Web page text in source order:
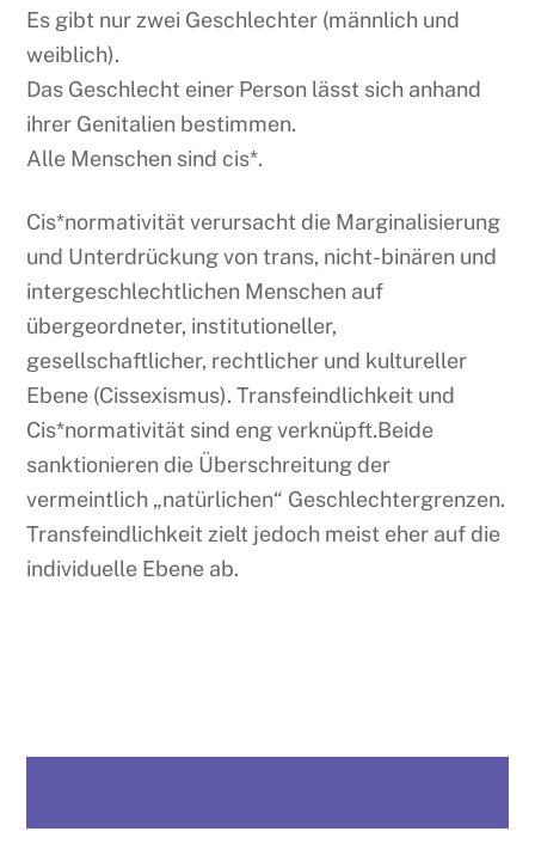
Es gibt nur zwei Geschlechter (männlich und
weiblich).
Das Geschlecht einer Person lässt sich anhand
ihrer Genitalien bestimmen.
Alle Menschen sind cis*.
Cis*normativität verursacht die Marginalisierung
und Unterdrückung von trans, nicht-binären und
intergeschlechtlichen Menschen auf
übergeordneter, institutioneller,
gesellschaftlicher, rechtlicher und kultureller
Ebene (Cissexismus). Transfeindlichkeit und
Cis*normativität sind eng verknüpft.Beide
sanktionieren die Überschreitung der
vermeintlich „natürlichen“ Geschlechtergrenzen.
Transfeindlichkeit zielt jedoch meist eher auf die
individuelle Ebene ab.